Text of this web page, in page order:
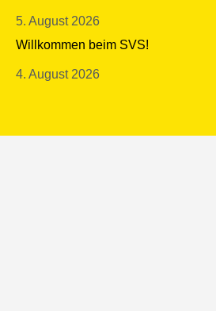
5. August 2026
Willkommen beim SVS!
4. August 2026